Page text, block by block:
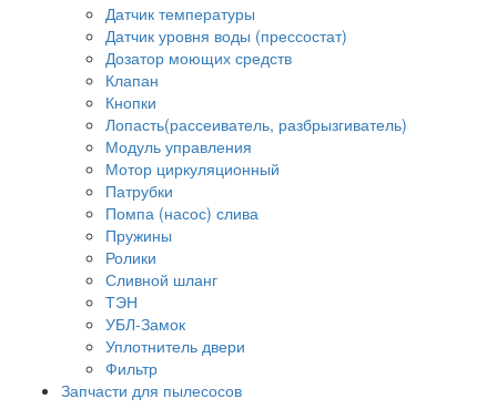
Датчик температуры
Датчик уровня воды (прессостат)
Дозатор моющих средств
Клапан
Кнопки
Лопасть(рассеиватель, разбрызгиватель)
Модуль управления
Мотор циркуляционный
Патрубки
Помпа (насос) слива
Пружины
Ролики
Сливной шланг
ТЭН
УБЛ-Замок
Уплотнитель двери
Фильтр
Запчасти для пылесосов